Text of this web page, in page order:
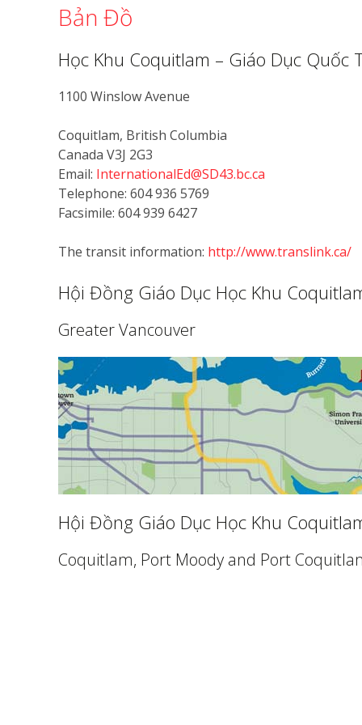
Bản Đồ
Học Khu Coquitlam – Giáo Dục Quốc
1100 Winslow Avenue
Coquitlam, British Columbia
Canada V3J 2G3
Email: InternationalEd@SD43.bc.ca
Telephone: 604 936 5769
Facsimile: 604 939 6427
The transit information: http://www.translink.ca/
Hội Đồng Giáo Dục Học Khu
Greater Vancouver
Hội Đồng Giáo Dục Học Khu
Coquitlam, Port Moody and Port